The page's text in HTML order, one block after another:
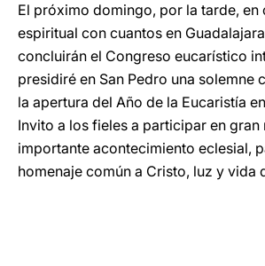
El próximo domingo, por la tarde, en
espiritual con cuantos en
concluirán el Congreso eucarístico
presidiré en San Pedro una solemne
la apertura del Año de la Eucaristía
Invito a los fieles a participar en gran
importante acontecimiento eclesial,
homenaje común a Cristo, luz y vida